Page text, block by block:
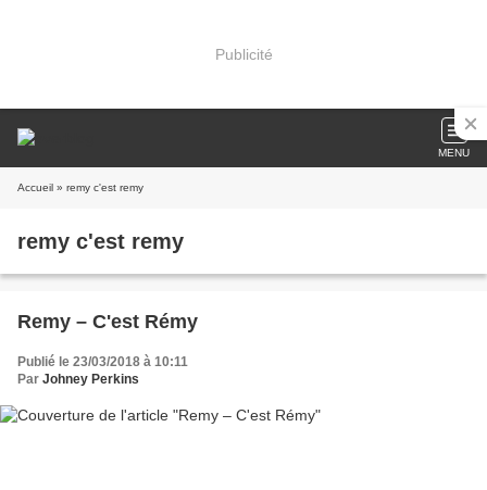
Publicité
MENU
Accueil » remy c'est remy
remy c'est remy
Remy – C'est Rémy
Publié le 23/03/2018 à 10:11
Par Johney Perkins